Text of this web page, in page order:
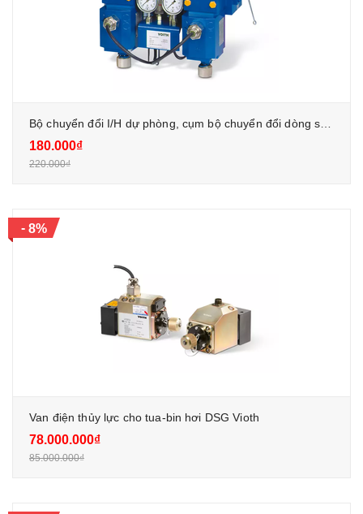
180.000₫
220.000₫
- 8%
Van điện thủy lực cho tua-bin hơi DSG Vioth
78.000.000₫
85.000.000₫